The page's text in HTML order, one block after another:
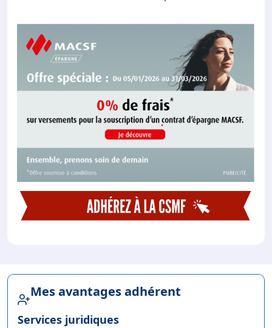
Mes avantages adhérent
Services juridiques